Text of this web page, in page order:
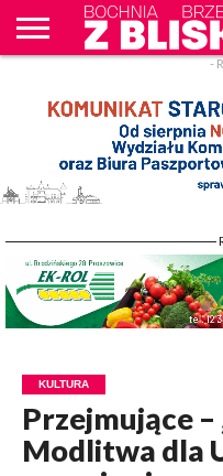
WPROST
REKLAM
-
-
KULTURA
Przejmujące
Modlitwa dla